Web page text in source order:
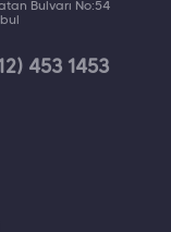
Bulvarı No:54
453 1453